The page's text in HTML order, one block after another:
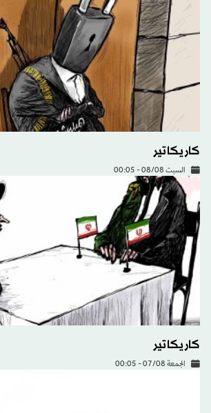
كاريكاتير
السبت 08/08 - 00:05
كاريكاتير
الجمعة 07/08 - 00:05